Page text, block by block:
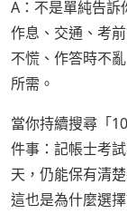
A：不是單純告訴
作息、交通、考
不慌、作答時不
所需。
當你持續搜尋「
件事：記帳士考
天，仍能保有清
這也是為什麼選